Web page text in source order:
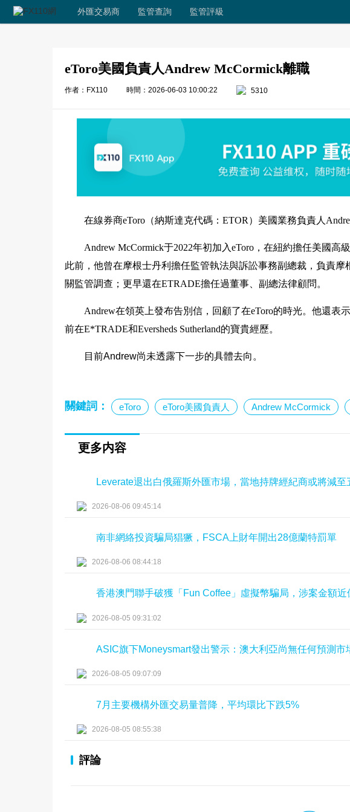
外匯交易商 監管查詢 監管評級
eToro美國負責人Andrew McCormick離職
作者：FX110 時間：2026-06-03 10:00:22 5310
在線券商eToro（納斯達克代碼：ETOR）美國業務負責人
Andrew McCormick于2022年初加入eToro，在紐約擔任美國高
此前，他曾在摩根士丹利擔任監管執法與訴訟事務副總裁，負責
關監管調查；更早還在ETRADE擔任過董事、副總法律顧問。
Andrew在領英上發布告別信，回顧了在eToro的時光。他還表
前在E*TRADE和Eversheds Sutherland的寶貴經歷。
目前Andrew尚未透露下一步的具體去向。
關鍵詞： eToro eToro美國負責人 Andrew McCormick
更多内容
Leverate退出白俄羅斯外匯市場，當地持牌經紀商或將減至
2026-08-06 09:45:14
南非網絡投資騙局猖獗，FSCA上財年開出28億蘭特罰單
2026-08-06 08:44:18
香港澳門聯手破獲「Fun Coffee」虛擬幣騙局，涉案金額近
2026-08-05 09:31:02
ASIC旗下Moneysmart發出警示：澳大利亞尚無任何預測市
2026-08-05 09:07:09
7月主要機構外匯交易量普降，平均環比下跌5%
2026-08-05 08:55:38
評論